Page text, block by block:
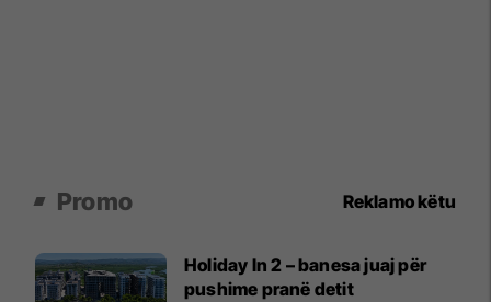
Promo Reklamo këtu
Holiday In 2 – banesa juaj për
pushime pranë detit